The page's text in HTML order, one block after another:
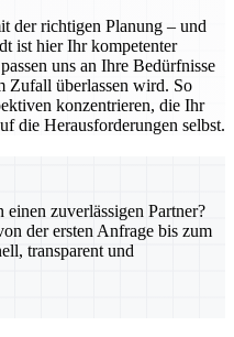
der richtigen Planung – und
ist hier Ihr kompetenter
uns an Ihre Bedürfnisse
Zufall überlassen wird. So
konzentrieren, die Ihr
die Herausforderungen selbst.
zuverlässigen Partner?
der ersten Anfrage bis zum
transparent und